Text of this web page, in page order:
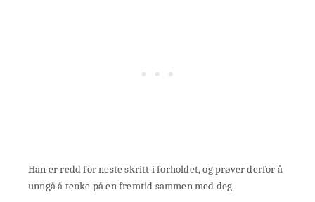
Han er redd for neste skritt i forholdet, og prøver derfor å
unngå å tenke på en fremtid sammen med deg.